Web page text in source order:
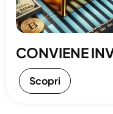
CONVIENE
Scopri